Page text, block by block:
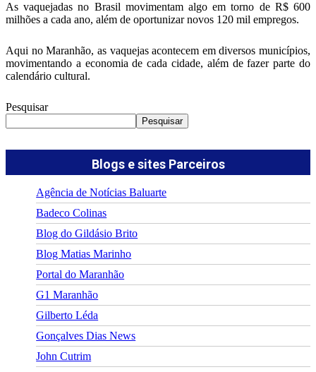
As vaquejadas no Brasil movimentam algo em torno de R$ 600
milhões a cada ano, além de oportunizar novos 120 mil empregos.
Aqui no Maranhão, as vaquejas acontecem em diversos municípios,
movimentando a economia de cada cidade, além de fazer parte do
calendário cultural.
Pesquisar
Pesquisar
Blogs e sites Parceiros
Agência de Notícias Baluarte
Badeco Colinas
Blog do Gildásio Brito
Blog Matias Marinho
Portal do Maranhão
G1 Maranhão
Gilberto Léda
Gonçalves Dias News
John Cutrim